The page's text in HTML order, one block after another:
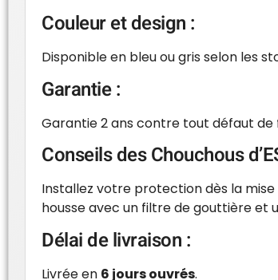
Couleur et design :
Disponible en bleu ou gris selon les
Garantie :
Garantie 2 ans contre tout défaut
Conseils des Chouchous
Installez votre protection dès la
housse avec un filtre de gouttière et
Délai de livraison :
Livrée en 6 jours ouvrés.